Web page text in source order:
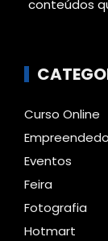
conteúdos
Curso Online
Eventos
Feira
Fotografia
Hotmart